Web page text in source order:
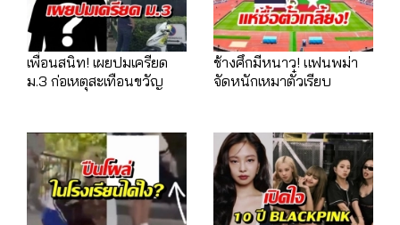
เพื่อนสนิท! เผยปมเครียด
ม.3 ก่อเหตุสะเทือนขวัญ
ช้างศึกมีหนาว! แฟนพม่า
จัดหนักเหมาตั๋วเรียบ